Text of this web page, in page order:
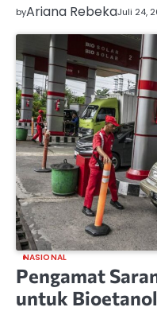
byAriana RebekaJuli 24,
NASIONAL
Pengamat
untuk Bioetanol